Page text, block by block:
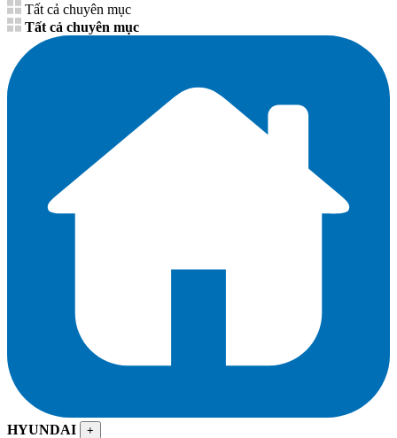
Tất cả chuyên mục
Tất cả chuyên mục
HYUNDAI +